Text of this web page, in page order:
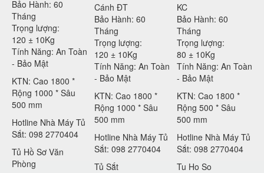
Bảo Hành: 60
Tháng
Trọng lượng:
120 ± 10Kg
Tính Năng: An Toàn
- Bảo Mật
KTN: Cao 1800 *
Rộng 1000 * Sâu
500 mm
Hotline Nhà Máy Tủ
Sắt: 098 2770404
Tủ Hồ Sơ Văn
Phòng
Cánh ĐT
Bảo Hành: 60
Tháng
Trọng lượng:
120 ± 10Kg
Tính Năng: An Toàn
- Bảo Mật
KTN: Cao 1800 *
Rộng 1000 * Sâu
500 mm
Hotline Nhà Máy Tủ
Sắt: 098 2770404
Tủ Sắt
KC
Bảo Hành: 60
Tháng
Trọng lượng:
80 ± 10Kg
Tính Năng: An Toàn
- Bảo Mật
KTN: Cao 1800 *
Rộng 500 * Sâu
500 mm
Hotline Nhà Máy Tủ
Sắt: 098 2770404
Tu Ho So